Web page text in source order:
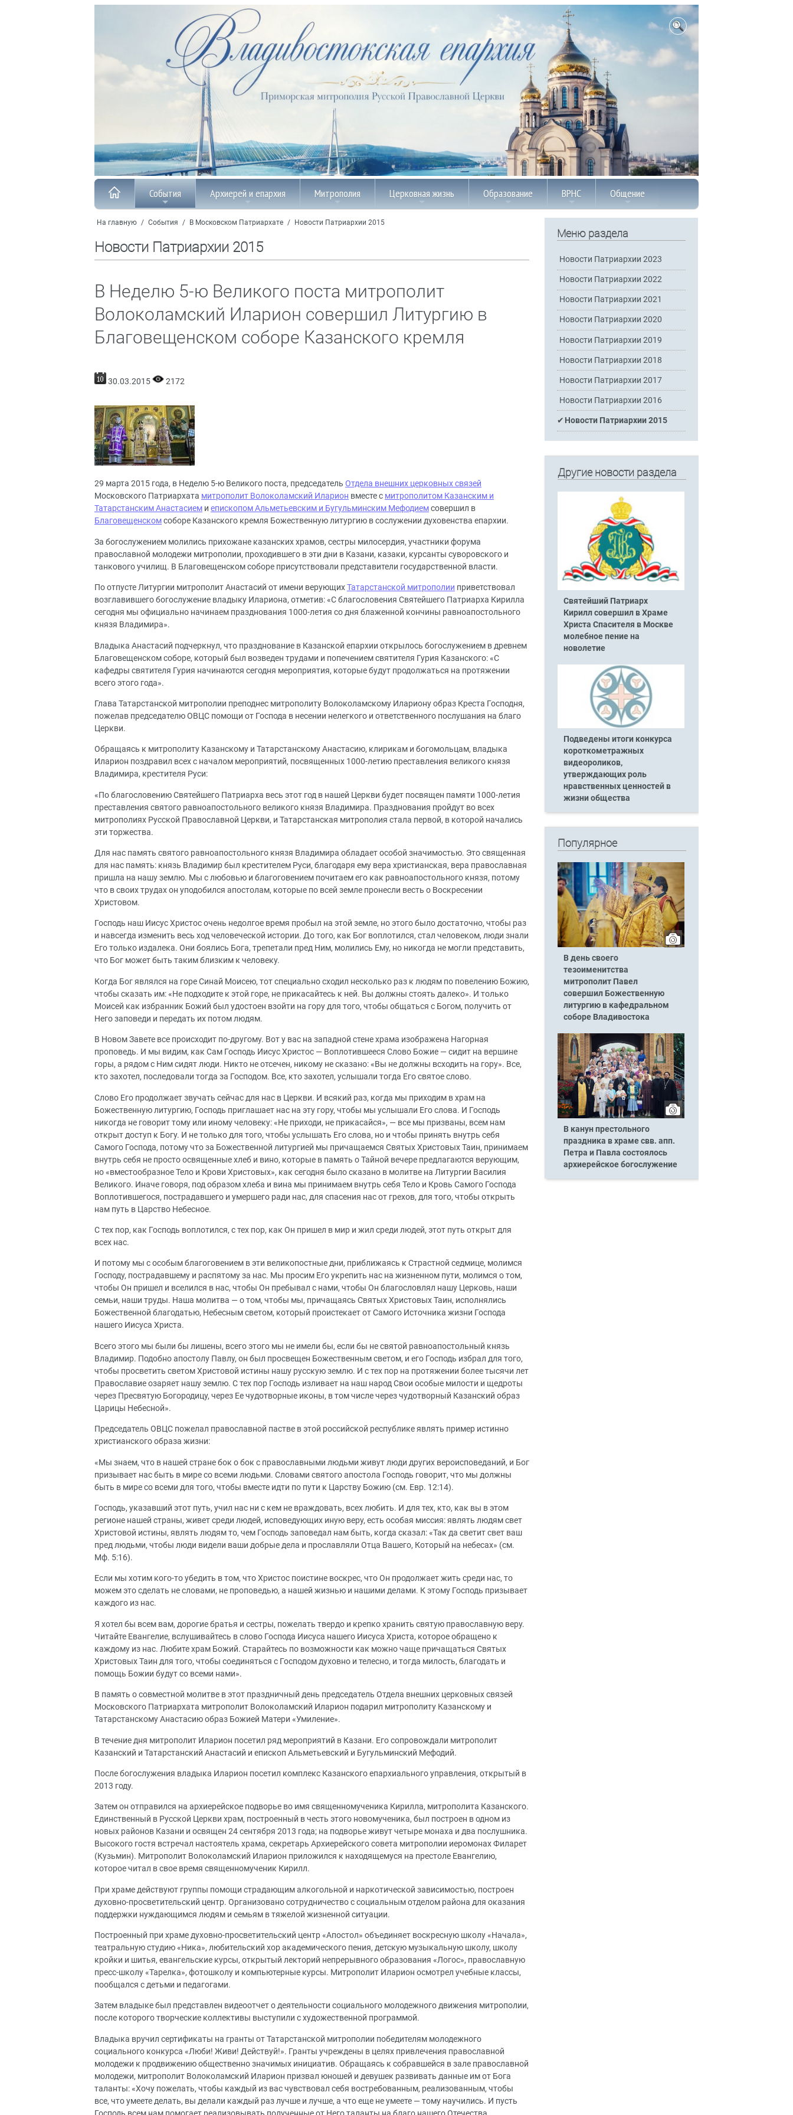
События Архиерей и епархия Митрополия Церковная жизнь Образование ВРНС Общение
На главную / События / В Московском Патриархате / Новости Патриархии 2015
Новости Патриархии 2015
В Неделю 5-ю Великого поста митрополит
Волоколамский Иларион совершил Литургию в
Благовещенском соборе Казанского кремля
30.03.2015 2172
29 марта 2015 года, в Неделю 5-ю Великого поста, председатель Отдела внешних церковных связей
Московского Патриархата митрополит Волоколамский Иларион вместе с митрополитом Казанским и
Татарстанским Анастасием и епископом Альметьевским и Бугульминским Мефодиемсовершил в
Благовещенскомсоборе Казанского кремля Божественную литургию в сослужении духовенства епархии.
За богослужением молились прихожане казанских храмов, сестры милосердия, участники форума
православной молодежи митрополии, проходившего в эти дни в Казани, казаки, курсанты суворовского и
танкового училищ. В Благовещенском соборе присутствовали представители государственной власти.
По отпусте Литургии митрополит Анастасий от имени верующихТатарстанской митрополии приветствовал
возглавившего богослужение владыку Илариона, отметив: «С благословения Святейшего Патриарха Кирилла
сегодня мы официально начинаем празднования 1000-летия со дня блаженной кончины равноапостольного
князя Владимира».
Владыка Анастасий подчеркнул, что празднование в Казанской епархии открылось богослужением в древнем
Благовещенском соборе, который был возведен трудами и попечением святителя Гурия Казанского: «С
кафедры святителя Гурия начинаются сегодня мероприятия, которые будут продолжаться на протяжении
всего этого года».
Глава Татарстанской митрополии преподнес митрополиту Волоколамскому Илариону образ Креста Господня,
пожелав председателю ОВЦС помощи от Господа в несении нелегкого и ответственного послушания на благо
Церкви.
Обращаясь к митрополиту Казанскому и Татарстанскому Анастасию, клирикам и богомольцам, владыка
Иларион поздравил всех с началом мероприятий, посвященных 1000-летию преставления великого князя
Владимира, крестителя Руси:
«По благословению Святейшего Патриарха весь этот год в нашей Церкви будет посвящен памяти 1000-летия
преставления святого равноапостольного великого князя Владимира. Празднования пройдут во всех
митрополиях Русской Православной Церкви, и Татарстанская митрополия стала первой, в которой начались
эти торжества.
Для нас память святого равноапостольного князя Владимира обладает особой значимостью. Это священная
для нас память: князь Владимир был крестителем Руси, благодаря ему вера христианская, вера православная
пришла на нашу землю. Мы с любовью и благоговением почитаем его как равноапостольного князя, потому
что в своих трудах он уподобился апостолам, которые по всей земле пронесли весть о Воскресении
Христовом.
Господь наш Иисус Христос очень недолгое время пробыл на этой земле, но этого было достаточно, чтобы раз
и навсегда изменить весь ход человеческой истории. До того, как Бог воплотился, стал человеком, люди знали
Его только издалека. Они боялись Бога, трепетали пред Ним, молились Ему, но никогда не могли представить,
что Бог может быть таким близким к человеку.
Когда Бог являлся на горе Синай Моисею, тот специально сходил несколько раз к людям по повелению Божию,
чтобы сказать им: «Не подходите к этой горе, не прикасайтесь к ней. Вы должны стоять далеко». И только
Моисей как избранник Божий был удостоен взойти на гору для того, чтобы общаться с Богом, получить от
Него заповеди и передать их потом людям.
В Новом Завете все происходит по-другому. Вот у вас на западной стене храма изображена Нагорная
проповедь. И мы видим, как Сам Господь Иисус Христос — Воплотившееся Слово Божие — сидит на вершине
горы, а рядом с Ним сидят люди. Никто не отсечен, никому не сказано: «Вы не должны всходить на гору». Все,
кто захотел, последовали тогда за Господом. Все, кто захотел, услышали тогда Его святое слово.
Слово Его продолжает звучать сейчас для нас в Церкви. И всякий раз, когда мы приходим в храм на
Божественную литургию, Господь приглашает нас на эту гору, чтобы мы услышали Его слова. И Господь
никогда не говорит тому или иному человеку: «Не приходи, не прикасайся», — все мы призваны, всем нам
открыт доступ к Богу. И не только для того, чтобы услышать Его слова, но и чтобы принять внутрь себя
Самого Господа, потому что за Божественной литургией мы причащаемся Святых Христовых Таин, принимаем
внутрь себя не просто освященные хлеб и вино, которые в память о Тайной вечере предлагаются верующим,
но «вместообразное Тело и Крови Христовых», как сегодня было сказано в молитве на Литургии Василия
Великого. Иначе говоря, под образом хлеба и вина мы принимаем внутрь себя Тело и Кровь Самого Господа
Воплотившегося, пострадавшего и умершего ради нас, для спасения нас от грехов, для того, чтобы открыть
нам путь в Царство Небесное.
С тех пор, как Господь воплотился, с тех пор, как Он пришел в мир и жил среди людей, этот путь открыт для
всех нас.
И потому мы с особым благоговением в эти великопостные дни, приближаясь к Страстной седмице, молимся
Господу, пострадавшему и распятому за нас. Мы просим Его укрепить нас на жизненном пути, молимся о том,
чтобы Он пришел и вселился в нас, чтобы Он пребывал с нами, чтобы Он благословлял нашу Церковь, наши
семьи, наши труды. Наша молитва — о том, чтобы мы, причащаясь Святых Христовых Таин, исполнялись
Божественной благодатью, Небесным светом, который проистекает от Самого Источника жизни Господа
нашего Иисуса Христа.
Всего этого мы были бы лишены, всего этого мы не имели бы, если бы не святой равноапостольный князь
Владимир. Подобно апостолу Павлу, он был просвещен Божественным светом, и его Господь избрал для того,
чтобы просветить светом Христовой истины нашу русскую землю. И с тех пор на протяжении более тысячи лет
Православие озаряет нашу землю. С тех пор Господь изливает на наш народ Свои особые милости и щедроты
через Пресвятую Богородицу, через Ее чудотворные иконы, в том числе через чудотворный Казанский образ
Царицы Небесной».
Председатель ОВЦС пожелал православной пастве в этой российской республике являть пример истинно
христианского образа жизни:
«Мы знаем, что в нашей стране бок о бок с православными людьми живут люди других вероисповеданий, и Бог
призывает нас быть в мире со всеми людьми. Словами святого апостола Господь говорит, что мы должны
быть в мире со всеми для того, чтобы вместе идти по пути к Царству Божию (см. Евр. 12:14).
Господь, указавший этот путь, учил нас ни с кем не враждовать, всех любить. И для тех, кто, как вы в этом
регионе нашей страны, живет среди людей, исповедующих иную веру, есть особая миссия: являть людям свет
Христовой истины, являть людям то, чем Господь заповедал нам быть, когда сказал: «Так да светит свет ваш
пред людьми, чтобы люди видели ваши добрые дела и прославляли Отца Вашего, Который на небесах» (см.
Мф. 5:16).
Если мы хотим кого-то убедить в том, что Христос поистине воскрес, что Он продолжает жить среди нас, то
можем это сделать не словами, не проповедью, а нашей жизнью и нашими делами. К этому Господь призывает
каждого из нас.
Я хотел бы всем вам, дорогие братья и сестры, пожелать твердо и крепко хранить святую православную веру.
Читайте Евангелие, вслушивайтесь в слово Господа Иисуса нашего Иисуса Христа, которое обращено к
каждому из нас. Любите храм Божий. Старайтесь по возможности как можно чаще причащаться Святых
Христовых Таин для того, чтобы соединяться с Господом духовно и телесно, и тогда милость, благодать и
помощь Божии будут со всеми нами».
В память о совместной молитве в этот праздничный день председатель Отдела внешних церковных связей
Московского Патриархата митрополит Волоколамский Иларион подарил митрополиту Казанскому и
Татарстанскому Анастасию образ Божией Матери «Умиление».
В течение дня митрополит Иларион посетил ряд мероприятий в Казани. Его сопровождали митрополит
Казанский и Татарстанский Анастасий и епископ Альметьевский и Бугульминский Мефодий.
После богослужения владыка Иларион посетил комплекс Казанского епархиального управления, открытый в
2013 году.
Затем он отправился на архиерейское подворье во имя священномученика Кирилла, митрополита Казанского.
Единственный в Русской Церкви храм, построенный в честь этого новомученика, был построен в одном из
новых районов Казани и освящен 24 сентября 2013 года; на подворье живут четыре монаха и два послушника.
Высокого гостя встречал настоятель храма, секретарь Архиерейского совета митрополии иеромонах Филарет
(Кузьмин). Митрополит Волоколамский Иларион приложился к находящемуся на престоле Евангелию,
которое читал в свое время священномученик Кирилл.
При храме действуют группы помощи страдающим алкогольной и наркотической зависимостью, построен
духовно-просветительский центр. Организовано сотрудничество с социальным отделом района для оказания
поддержки нуждающимся людям и семьям в тяжелой жизненной ситуации.
Построенный при храме духовно-просветительский центр «Апостол» объединяет воскресную школу «Начала»,
театральную студию «Ника», любительский хор академического пения, детскую музыкальную школу, школу
кройки и шитья, евангельские курсы, открытый лекторий непрерывного образования «Логос», православную
пресс-школу «Тарелка», фотошколу и компьютерные курсы. Митрополит Иларион осмотрел учебные классы,
пообщался с детьми и педагогами.
Затем владыке был представлен видеоотчет о деятельности социального молодежного движения митрополии,
после которого творческие коллективы выступили с художественной программой.
Владыка вручил сертификаты на гранты от Татарстанской митрополии победителям молодежного
социального конкурса «Люби! Живи! Действуй!». Гранты учреждены в целях привлечения православной
молодежи к продвижению общественно значимых инициатив. Обращаясь к собравшейся в зале православной
молодежи, митрополит Волоколамский Иларион призвал юношей и девушек развивать данные им от Бога
таланты: «Хочу пожелать, чтобы каждый из вас чувствовал себя востребованным, реализованным, чтобы
все, что умеете делать, вы делали каждый раз лучше и лучше, а что еще не умеете — тому научились. И пусть
Меню раздела
Новости Патриархии 2023
Новости Патриархии 2022
Новости Патриархии 2021
Новости Патриархии 2020
Новости Патриархии 2019
Новости Патриархии 2018
Новости Патриархии 2017
Новости Патриархии 2016
Новости Патриархии 2015
Другие новости раздела
Святейший Патриарх
Кирилл совершил в Храме
Христа Спасителя в Москве
молебное пение на
новолетие
Подведены итоги конкурса
короткометражных
видеороликов,
утверждающих роль
нравственных ценностей в
жизни общества
Популярное
В день своего
тезоименитства
митрополит Павел
совершил Божественную
литургию в кафедральном
соборе Владивостока
В канун престольного
праздника в храме свв. апп.
Петра и Павла состоялось
архиерейское богослужение